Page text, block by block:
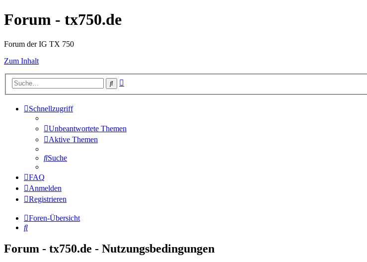
Forum - tx750.de
Forum der IG TX 750
Zum Inhalt
Suche
Schnellzugriff
Unbeantwortete Themen
Aktive Themen
Suche
FAQ
Anmelden
Registrieren
Foren-Übersicht
Suche
Forum - tx750.de - Nutzungsbedingungen